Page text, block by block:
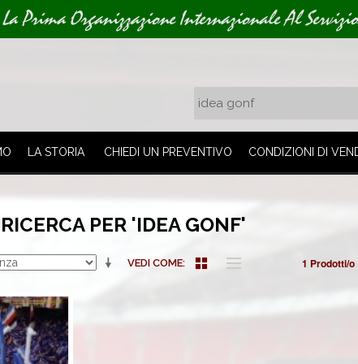
La Prima Organizzazione Internazionale Al
LA STORIA CHIEDI UN PREVENTIVO CONDIZIONI DI
PER 'IDEA GONF'
VEDI COME 1 Prodotti/o